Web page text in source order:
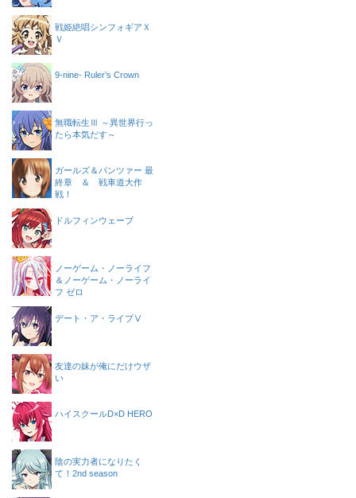
戦姫絶唱シンフォギアＸ
Ｖ
9-nine- Ruler’s Crown
無職転生Ⅲ ～異世界行っ
たら本気だす～
ガールズ＆パンツァー 最
終章 ＆ 戦車道大作
戦！
ドルフィンウェーブ
ノーゲーム・ノーライフ
＆ノーゲーム・ノーライ
フ ゼロ
デート・ア・ライブⅤ
友達の妹が俺にだけウザ
い
ハイスクールD×D HERO
陰の実力者になりたく
て！2nd season